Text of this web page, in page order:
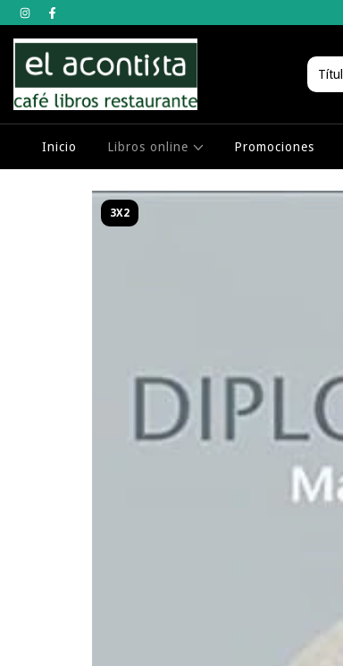
Inicio Libros online Promociones
3X2